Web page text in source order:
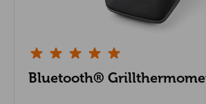
Bluetooth®